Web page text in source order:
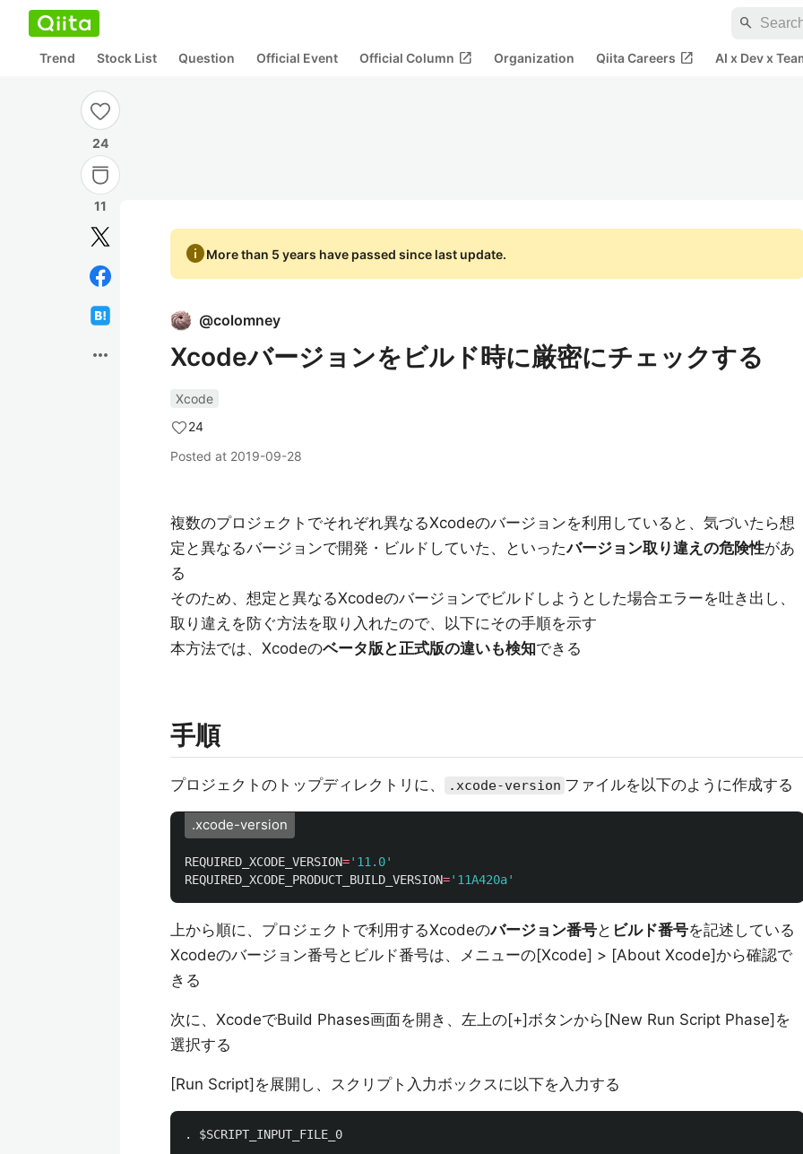
search
Trend Stock List Question Official Event Official Column open_in_new Organization Qiita Careers open_in_new AI x Dev x
24
11
more_horiz
infoMore than 5 years have passed since last update.
@colomney
Xcodeバージョンをビルド時に厳密にチェックする
Xcode
24
Posted at 2019-09-28
複数のプロジェクトでそれぞれ異なるXcodeのバージョンを利用していると、気づいたら想
定と異なるバージョンで開発・ビルドしていた、といったバージョン取り違えの危険性があ
る
そのため、想定と異なるXcodeのバージョンでビルドしようとした場合エラーを吐き出し、
取り違えを防ぐ方法を取り入れたので、以下にその手順を示す
本方法では、Xcodeのベータ版と正式版の違いも検知できる
手順
プロジェクトのトップディレクトリに、 .xcode-version ファイルを以下のように作成する
.xcode-version
REQUIRED_XCODE_VERSION='11.0'
REQUIRED_XCODE_PRODUCT_BUILD_VERSION='11A420a'
上から順に、プロジェクトで利用するXcodeのバージョン番号と ビルド番号を記述している
Xcodeのバージョン番号とビルド番号は、メニューの[Xcode] > [About Xcode]から確認で
きる
次に、XcodeでBuild Phases画面を開き、左上の[+]ボタンから[New Run Script Phase]を
選択する
[Run Script]を展開し、スクリプト入力ボックスに以下を入力する
. $SCRIPT_INPUT_FILE_0